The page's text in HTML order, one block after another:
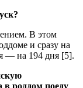
В этом
и сразу на
— на 194 дня [5].
в роддом поеду